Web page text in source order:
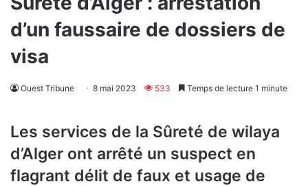
d’un faussaire de dossiers de
visa
Ouest Tribune 8 mai 2023 533 Temps de lecture 1 minute
Les services de la Sûreté de wilaya
d’Alger ont arrêté un suspect en
flagrant délit de faux et usage de